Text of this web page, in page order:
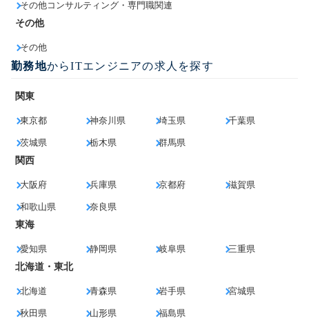
その他コンサルティング・専門職関連
その他
その他
勤務地からITエンジニアの求人を探す
関東
東京都 神奈川県 埼玉県 千葉県
茨城県 栃木県 群馬県
関西
大阪府 兵庫県 京都府 滋賀県
和歌山県 奈良県
東海
愛知県 静岡県 岐阜県 三重県
北海道・東北
北海道 青森県 岩手県 宮城県
秋田県 山形県 福島県